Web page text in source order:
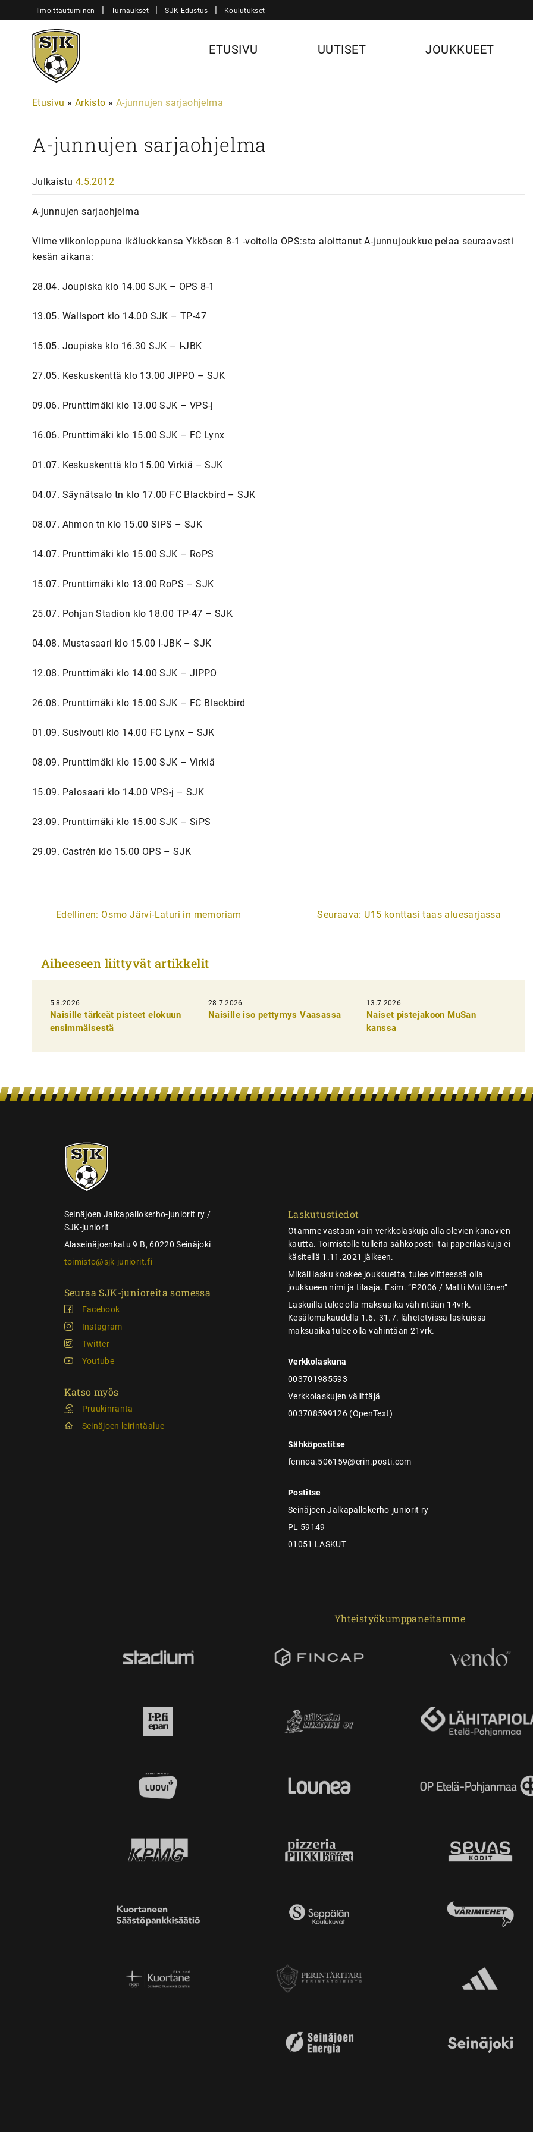
sisältöön
Ilmoittautuminen | Turnaukset | SJK-Edustus | Koulutukset
Sjk-
Juniorit
ETUSIVU UUTISET JOUKKUEET
Etusivu » Arkisto » A-junnujen sarjaohjelma
A-junnujen sarjaohjelma
Julkaistu 4.5.2012
A-junnujen sarjaohjelma
Viime viikonloppuna ikäluokkansa Ykkösen 8-1 -voitolla OPS:sta aloittanut A-junnujoukkue pelaa seuraavasti
kesän aikana:
28.04. Joupiska klo 14.00 SJK – OPS 8-1
13.05. Wallsport klo 14.00 SJK – TP-47
15.05. Joupiska klo 16.30 SJK – I-JBK
27.05. Keskuskenttä klo 13.00 JIPPO – SJK
09.06. Prunttimäki klo 13.00 SJK – VPS-j
16.06. Prunttimäki klo 15.00 SJK – FC Lynx
01.07. Keskuskenttä klo 15.00 Virkiä – SJK
04.07. Säynätsalo tn klo 17.00 FC Blackbird – SJK
08.07. Ahmon tn klo 15.00 SiPS – SJK
14.07. Prunttimäki klo 15.00 SJK – RoPS
15.07. Prunttimäki klo 13.00 RoPS – SJK
25.07. Pohjan Stadion klo 18.00 TP-47 – SJK
04.08. Mustasaari klo 15.00 I-JBK – SJK
12.08. Prunttimäki klo 14.00 SJK – JIPPO
26.08. Prunttimäki klo 15.00 SJK – FC Blackbird
01.09. Susivouti klo 14.00 FC Lynx – SJK
08.09. Prunttimäki klo 15.00 SJK – Virkiä
15.09. Palosaari klo 14.00 VPS-j – SJK
23.09. Prunttimäki klo 15.00 SJK – SiPS
29.09. Castrén klo 15.00 OPS – SJK
A
i
k
e
n
Edellinen: Osmo Järvi-Laturi in memoriam Seuraava: U15 konttasi taas aluesarjassa
Aiheeseen liittyvät artikkelit
5.8.2026
Naisille tärkeät pisteet elokuun
ensimmäisestä
28.7.2026
Naisille iso pettymys Vaasassa
13.7.2026
Naiset pistejakoon MuSan
kanssa
SJK-
juniorit
Seinäjoen Jalkapallokerho-juniorit ry /
SJK-juniorit
Alaseinäjoenkatu 9 B, 60220 Seinäjoki
toimisto@sjk-juniorit.fi
Seuraa SJK-junioreita somessa
Facebook
Instagram
Twitter
Youtube
Katso myös
Pruukinranta
Seinäjoen leirintäalue
Laskutustiedot
Otamme vastaan vain verkkolaskuja alla olevien kanavien
kautta. Toimistolle tulleita sähköposti- tai paperilaskuja ei
käsitellä 1.11.2021 jälkeen.
Mikäli lasku koskee joukkuetta, tulee viitteessä olla
joukkueen nimi ja tilaaja. Esim. ”P2006 / Matti Möttönen”
Laskuilla tulee olla maksuaika vähintään 14vrk.
Kesälomakaudella 1.6.-31.7. lähetetyissä laskuissa
maksuaika tulee olla vähintään 21vrk.
Verkkolaskuna
003701985593
Verkkolaskujen välittäjä
003708599126 (OpenText)
Sähköpostitse
fennoa.506159@erin.posti.com
Postitse
Seinäjoen Jalkapallokerho-juniorit ry
PL 59149
01051 LASKUT
Yhteistyökumppaneitamme